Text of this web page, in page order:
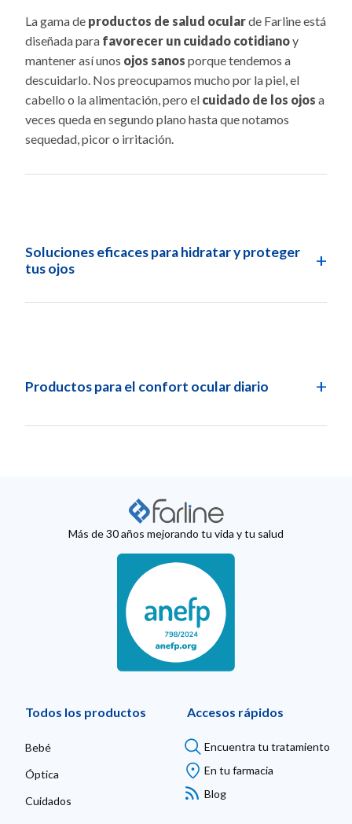
La gama de productos de salud ocularde Farline está
diseñada para favorecer un cuidado cotidianoy
mantener así unos ojos sanos porque tendemos a
descuidarlo. Nos preocupamos mucho por la piel, el
cabello o la alimentación, pero el cuidado de los ojos a
veces queda en segundo plano hasta que notamos
sequedad, picor o irritación.
Soluciones eficaces para hidratar y proteger
tus ojos
+
Gotas
Productos para el confort ocular diario +
Más de 30 años mejorando tu vida y tu salud
Todos los productos
Bebé
Óptica
Cuidados
Accesos rápidos
Encuentra tu tratamiento
En tu farmacia
Blog